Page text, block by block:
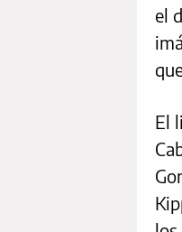
el
El